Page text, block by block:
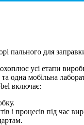
пального для
усі етапи
одна мобільна
включає:
і процесів під час